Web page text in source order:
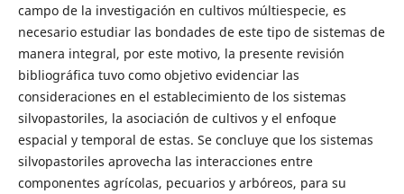
campo de la investigación en cultivos múltiespecie, es
necesario estudiar las bondades de este tipo de sistemas de
manera integral, por este motivo, la presente revisión
bibliográfica tuvo como objetivo evidenciar las
consideraciones en el establecimiento de los sistemas
silvopastoriles, la asociación de cultivos y el enfoque
espacial y temporal de estas. Se concluye que los sistemas
silvopastoriles aprovecha las interacciones entre
componentes agrícolas, pecuarios y arbóreos, para su